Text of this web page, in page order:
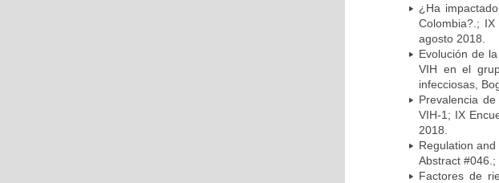
¿Ha
Colombia?.;
agosto 2018.
Evolución de
VIH en el
infecciosas,
Prevalencia
VIH-1; IX
2018.
Regulation
Abstract #046.;
Factores de